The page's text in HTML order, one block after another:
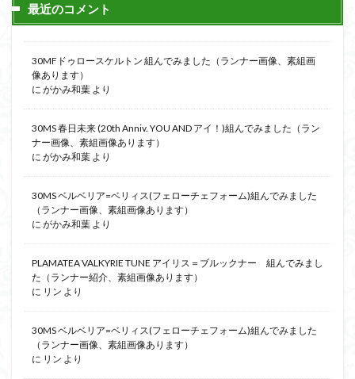
最近のコメント
30MFドゥロースケルトン 組んでみました（ランナー画像、素組画
像あります）
に がかみ和葉 より
30MS 春日未来 (20th Anniv. YOU AND アイ！)組んでみました（ラン
ナー画像、素組画像あります）
に がかみ和葉 より
30MS ベルベリア=ベリィス(フェローチェフォーム)組んでみました
（ランナー画像、素組画像あります）
に がかみ和葉 より
PLAMATEA VALKYRIE TUNE アイリス＝ブルックナー 組んでみまし
た（ランナー紹介、素組画像あります）
に リン より
30MS ベルベリア=ベリィス(フェローチェフォーム)組んでみました
（ランナー画像、素組画像あります）
に リン より